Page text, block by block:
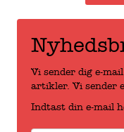
Vi sender dig e-
artikler. Vi sender
Indtast din e-mail